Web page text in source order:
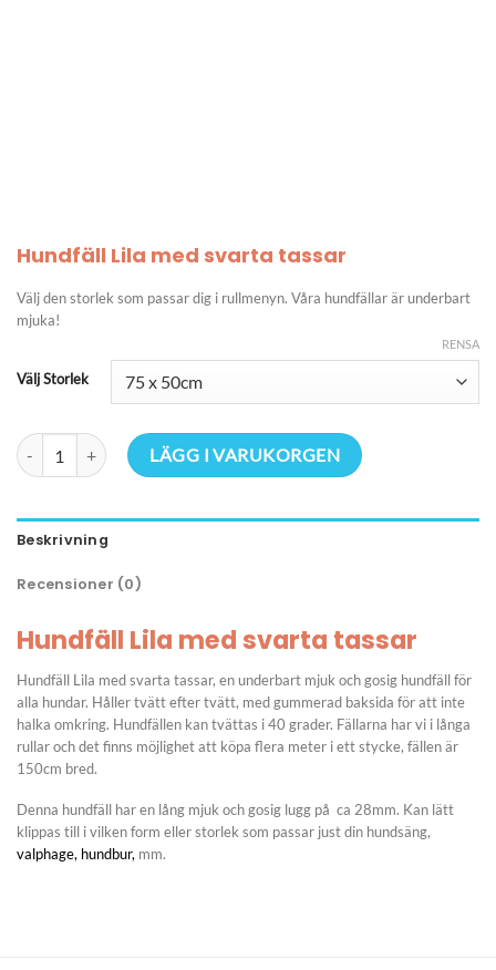
Hundfäll Lila med svarta tassar
Välj den storlek som passar dig i rullmenyn. Våra hundfällar är underbart
mjuka!
Välj Storlek
RENSA
Hundfäll Lila med svarta tassar mängd
LÄGG I VARUKORGEN
Beskrivning
Recensioner (0)
Hundfäll Lila med svarta tassar
Hundfäll Lila med svarta tassar, en underbart mjuk och gosig hundfäll för
alla hundar. Håller tvätt efter tvätt, med gummerad baksida för att inte
halka omkring. Hundfällen kan tvättas i 40 grader. Fällarna har vi i långa
rullar och det finns möjlighet att köpa flera meter i ett stycke, fällen är
150cm bred.
Denna hundfäll har en lång mjuk och gosig lugg på ca 28mm. Kan lätt
klippas till i vilken form eller storlek som passar just din hundsäng,
valphage, hundbur, mm.